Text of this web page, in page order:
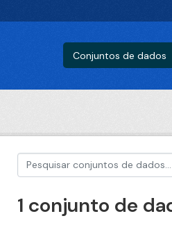
Conjuntos de dados
1 conjunto de